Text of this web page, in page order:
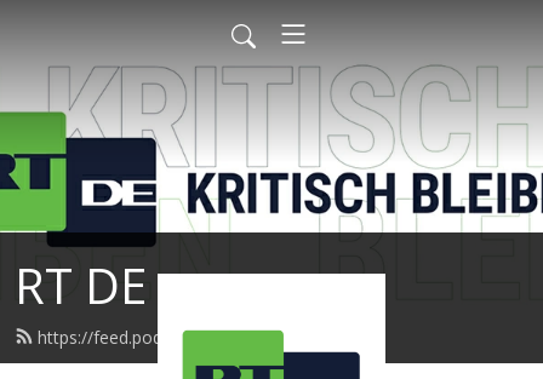
RT DE
https://feed.podbean.com/rtde/feed.xml